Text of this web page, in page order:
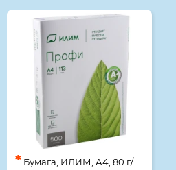
* Бумага, ИЛИМ, А4, 80 г/